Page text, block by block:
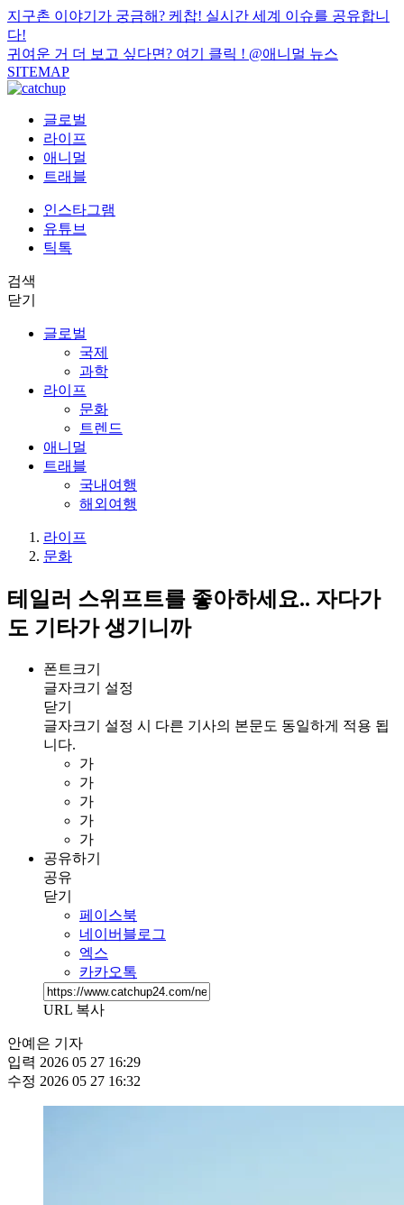
지구촌 이야기가 궁금해? 케찹! 실시간 세계 이슈를 공유합니
다!
귀여운 거 더 보고 싶다면? 여기 클릭 ! @애니멀 뉴스
SITEMAP
글로벌
라이프
애니멀
트래블
인스타그램
유튜브
틱톡
검색
닫기
글로벌
국제
과학
라이프
문화
트렌드
애니멀
트래블
국내여행
해외여행
라이프
문화
테일러 스위프트를 좋아하세요.. 자다가
도 기타가 생기니까
폰트크기
글자크기 설정
닫기
글자크기 설정 시 다른 기사의 본문도 동일하게 적용 됩
니다.
가
가
가
가
가
공유하기
공유
닫기
페이스북
네이버블로그
엑스
카카오톡
URL 복사
안예은 기자
입력 2026 05 27 16:29
수정 2026 05 27 16:32